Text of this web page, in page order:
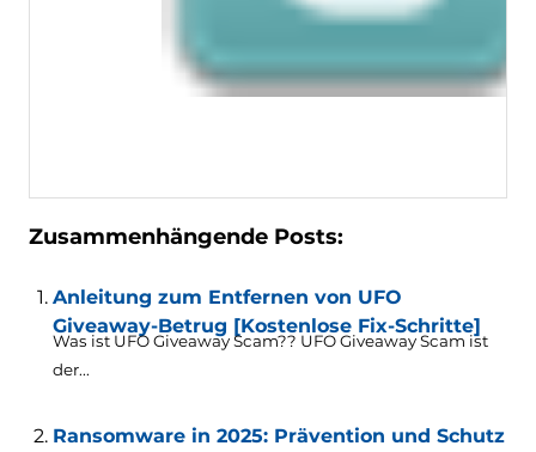
Zusammenhängende Posts:
Anleitung zum Entfernen von UFO
Giveaway-Betrug [Kostenlose Fix-Schritte]
Was ist UFO Giveaway Scam?? UFO Giveaway Scam ist
der...
Ransomware in 2025: Prävention und Schutz